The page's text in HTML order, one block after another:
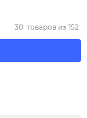
30 товаров из 152